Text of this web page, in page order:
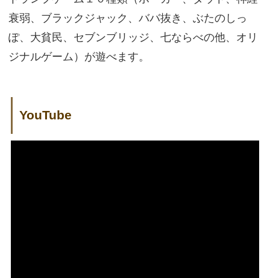
衰弱、ブラックジャック、ババ抜き、ぶたのしっ
ぽ、大貧民、セブンブリッジ、七ならべの他、オリ
ジナルゲーム）が遊べます。
YouTube